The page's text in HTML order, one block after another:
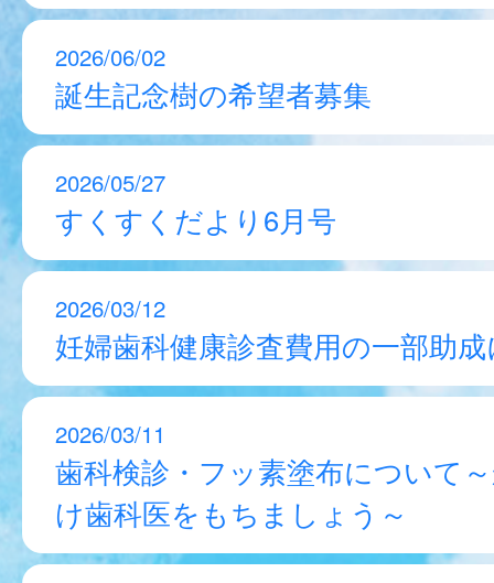
2026/06/02
誕生記念樹の希望者募集
2026/05/27
すくすくだより6月号
2026/03/12
妊婦歯科健康診査費用の一部助
2026/03/11
歯科検診・フッ素塗布について
け歯科医をもちましょう～